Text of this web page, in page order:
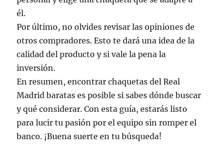
él.
Por último, no olvides revisar las opiniones de
otros compradores. Esto te dará una idea de la
calidad del producto y si vale la pena la
inversión.
En resumen, encontrar chaquetas del Real
Madrid baratas es posible si sabes dónde buscar
y qué considerar. Con esta guía, estarás listo
para lucir tu pasión por el equipo sin romper el
banco. ¡Buena suerte en tu búsqueda!